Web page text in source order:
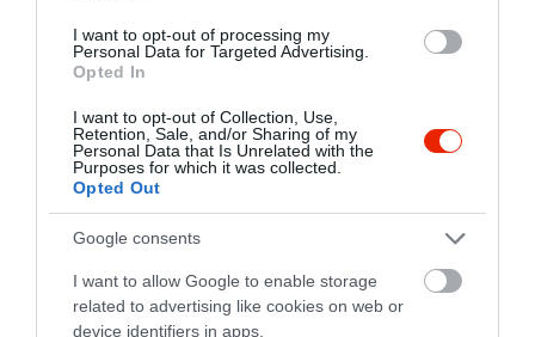
I want to opt-out of processing my
Personal Data for Targeted Advertising.
Opted In
I want to opt-out of Collection, Use,
Retention, Sale, and/or Sharing of my
Personal Data that Is Unrelated with the
Purposes for which it was collected.
Opted Out
Google consents
I want to allow Google to enable storage
related to advertising like cookies on web or
device identifiers in apps.
Budai Anita
volt. Ketten is azt kértünk a
társaságból. Nem lehetett
belül véres volt. Undorító.
Mivel éhesek maradtunk,
de a felszolgálók meg sem
kérdezték, hogy kérünk-e még
valamit. Olyan nagy a zaj,
hogy egymást se lehet hallani.
Soha többet, nagy csalódás.